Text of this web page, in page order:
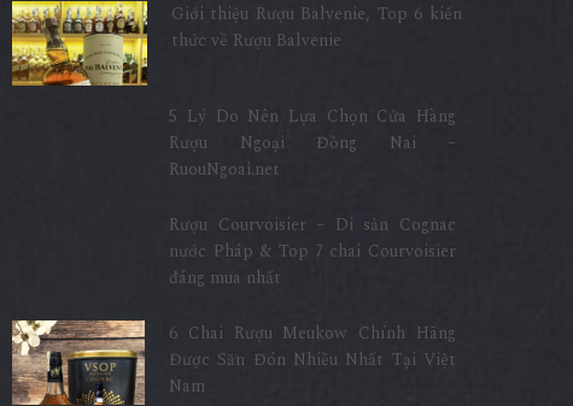
Giới thiệu Rượu Balvenie, Top 6 kiến
thức về Rượu Balvenie
5 Lý Do Nên Lựa Chọn Cửa Hàng
Rượu Ngoại Đồng Nai –
RuouNgoai.net
Rượu Courvoisier – Di sản Cognac
nước Pháp & Top 7 chai Courvoisier
đáng mua nhất
6 Chai Rượu Meukow Chính Hãng
Được Săn Đón Nhiều Nhất Tại Việt
Nam